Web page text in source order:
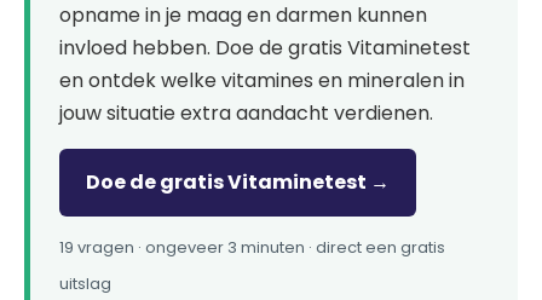
opname in je maag en darmen kunnen
invloed hebben. Doe de gratis Vitaminetest
en ontdek welke vitamines en mineralen in
jouw situatie extra aandacht verdienen.
Doe de gratis Vitaminetest →
19 vragen · ongeveer 3 minuten · direct een gratis
uitslag